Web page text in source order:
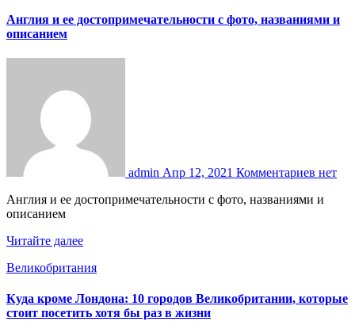
Англия и ее достопримечательности с фото, названиями и
описанием
admin Апр 12, 2021 Комментариев нет
Англия и ее достопримечательности с фото, названиями и
описанием
Читайте далее
Великобритания
Куда кроме Лондона: 10 городов Великобритании, которые
стоит посетить хотя бы раз в жизни